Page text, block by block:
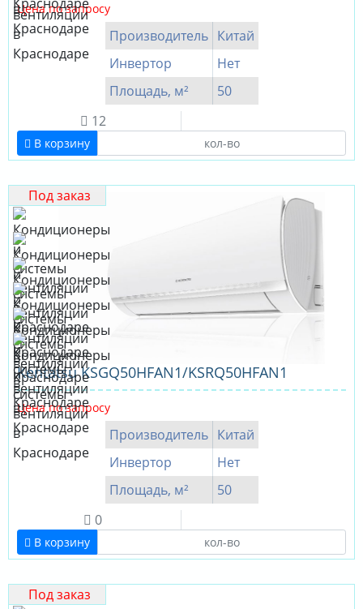
Цена по запросу
Производитель Китай
Инвертор
Нет
Площадь, м²
50
12
В корзину
Под заказ
Kentatsu KSGQ50HFAN1/KSRQ50HFAN1
Цена по запросу
Производитель Китай
Инвертор
Нет
Площадь, м²
50
0
В корзину
Под заказ